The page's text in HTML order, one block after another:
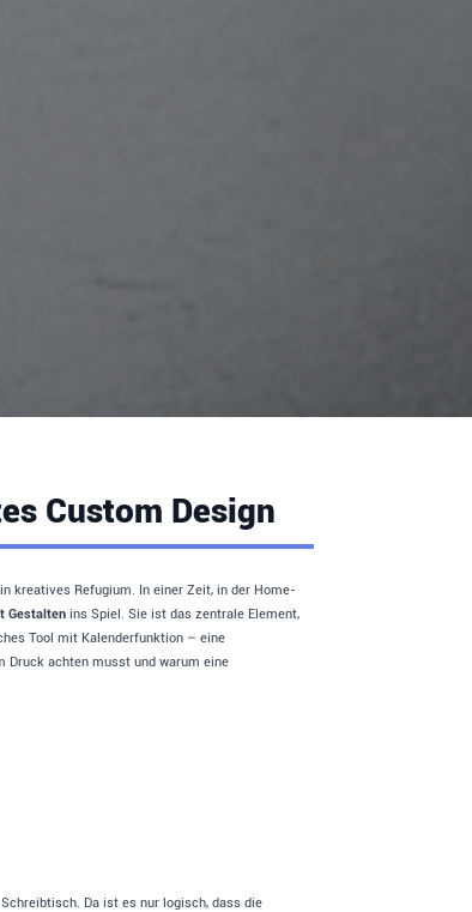
Custom Design
kreatives Refugium. In einer Zeit, in der Home-
Gestalten ins Spiel. Sie ist das zentrale Element,
Tool mit Kalenderfunktion – eine
Druck achten musst und warum eine
Da ist es nur logisch, dass die